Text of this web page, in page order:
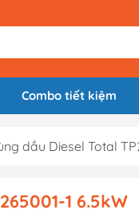
Combo tiết kiệm
dầu Diesel Total
1 6.5kW